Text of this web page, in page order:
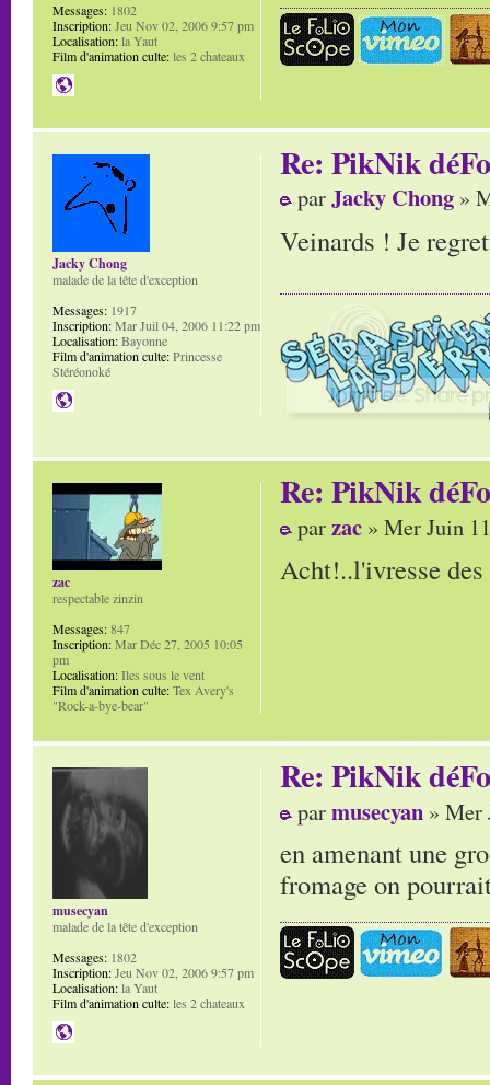
Messages: 1802
Inscription:Jeu Nov 02, 2006 9:57 pm
Localisation:la Yaut
Film d'animation culte:les 2 chateaux
Re: PikNik
parJacky Chong »
Veinards ! Je
Jacky Chong
malade de la tête d'exception
Messages: 1917
Inscription:Mar Juil 04, 2006 11:22 pm
Localisation:Bayonne
Film d'animation culte:Princesse
Stéréonoké
Re: PikNik
parzac » Mer Juin
Acht!..l'ivresse
zac
respectable zinzin
Messages:847
Inscription:Mar Déc 27, 2005 10:05
pm
Localisation:Iles sous le vent
Film d'animation culte:Tex Avery's
"Rock-a-bye-bear"
Re: PikNik
parmusecyan » Mer
en amenant une
fromage on
musecyan
malade de la tête d'exception
Messages: 1802
Inscription:Jeu Nov 02, 2006 9:57 pm
Localisation:la Yaut
Film d'animation culte:les 2 chateaux